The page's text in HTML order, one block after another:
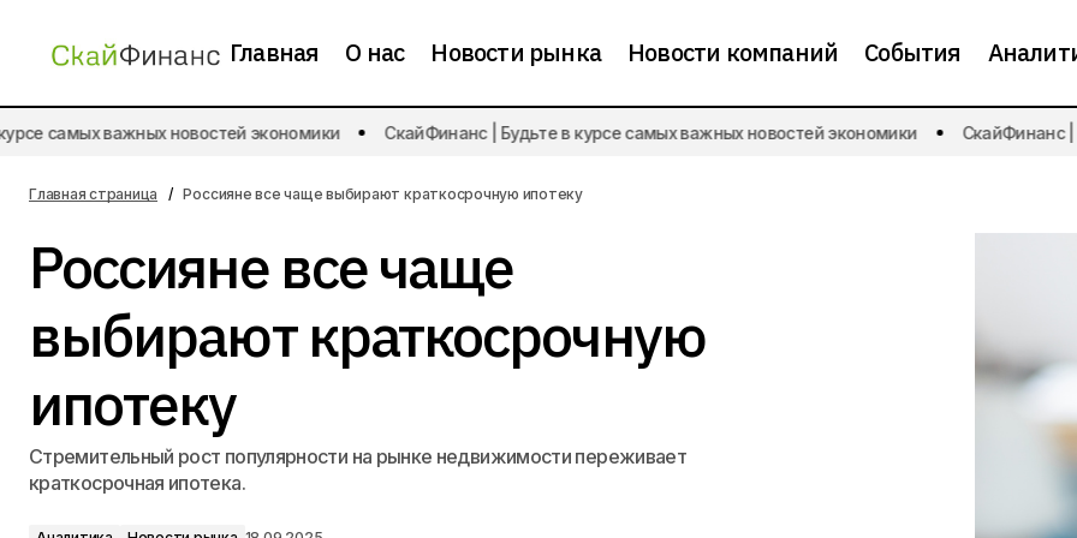
Главная О нас Новости рынка Новости компаний События
Сбербанк выявил причины
Аналитика Новости рынка Россияне все чаще выбирают
самых важных новостей экономики СкайФинанс | Будьте в курсе самых важных новостей экономики СкайФинанс |
Главная страница Россияне все чаще выбирают краткосрочную ипотеку
Россияне все чаще
выбирают краткосрочную
ипотеку
Стремительный рост популярности на рынке недвижимости переживает
краткосрочная ипотека.